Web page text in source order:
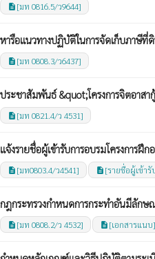
description [มท 0816.5/ว9644]
หารือแนวทางปฏิบัติในการจัดเก็บภาษีที่
description [มท 0808.3/ว6437]
ประชาสัมพันธ์ &quot;โครงการจิตอาส
description [มท 0821.4/ว 4531]
แจ้งรายชื่อผู้เข้ารับการอบรมโครงการ
description [มท0803.4/ว4541] description [รายชื่อผู้เข้ารั
กฎกระทรวงกำหนดการกระทำอันมีลักษ
description [มท 0808.2/ว 4532] description [เอกสารแนบ]